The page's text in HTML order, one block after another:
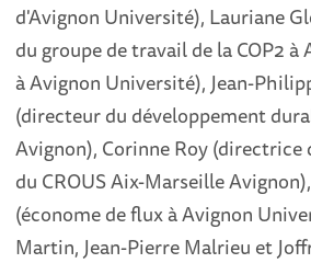
d'Avignon Université), Lauriane
du groupe de travail de la COP2
à Avignon Université), Jean-
(directeur du développement
Avignon), Corinne Roy (directrice
du CROUS Aix-Marseille
(économe de flux à Avignon
Martin, Jean-Pierre Malrieu et